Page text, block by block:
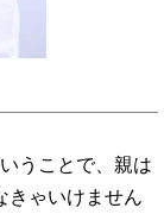
うことで、親は
きゃいけません